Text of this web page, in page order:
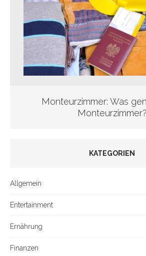
Monteurzimmer: Was
Monteurzimmer?
KATEGORIEN
Allgemein
Entertainment
Ernährung
Finanzen